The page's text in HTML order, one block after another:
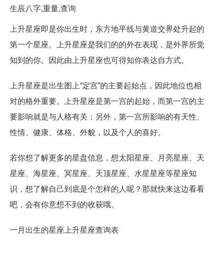
生辰八字,重量,查询
上升星座即是你出生时，东方地平线与黄道交界处升起的
第一个星座。上升星座是我们的的外在表现，是外界所觉
知到的你。因此由上升星座也可得知你表达自方式。
上升星座是出生图上“定宫”的主要起始点，因此地位也相
对的格外重要。上升星座是第一宫的起始，而第一宫的主
要影响就是与人格有关；另外，第一宫所影响的有天性、
性情、健康、体格、外貌，以及个人的喜好。
若你想了解更多的星盘信息，想太阳星座、月亮星座、天
星座、海星座、冥星座、天顶星座、水星星座等星座知
识，想了解自己到底是个怎样的人呢？那就快来这边看看
吧，会有你意想不到的收获哦。
一月出生的星座上升星座查询表